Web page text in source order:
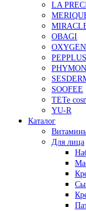
LA
OBAGI
SOOFEE
TETe
YU-R
Каталог
Для лица